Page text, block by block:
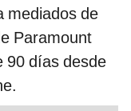
mediados de
Paramount
90 días desde